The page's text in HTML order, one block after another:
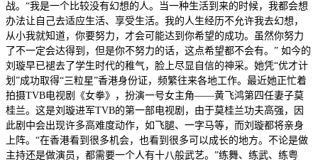
战。“我是一个比较没有幻想的人。当一种生活到来的时候，我都会想
办法让自己去适应生活、享受生活。我的人生经历不允许我去幻想，
从小我就知道，你要努力，才会可能达到你希望的成功。虽然你努力
了不一定会达得到，但是你不努力的话，这点希望都不会有。” 如今的
刘璇早已褪去了学生时代的稚气，脸上尽显自信的神采。她凭“优才计
划”成功取得“三粒星”香港身份证，频繁往来各地工作。最近她正忙着
拍摄TVB电视剧《女拳》，扮演一号女主角——黄飞鸿第四任妻子莫
桂兰。这是刘璇进军TVB的第一部电视剧，由于莫桂兰功夫高强，因
此剧中会出现许多高难度动作，如飞腿、一字马等，而刘璇都将亲身
上阵。“在香港看到很多机会，也看到很多可以成长的地方。不论是做
主持还是做演员，都需要一个人有十八般武艺。”练舞、练武、练粤